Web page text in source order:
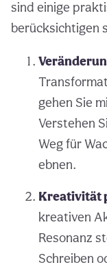
sind einige
berücksichtigen
gehen Sie
Verstehen
Weg für
ebnen.
Kreativität
kreativen
Resonanz
Schreiben